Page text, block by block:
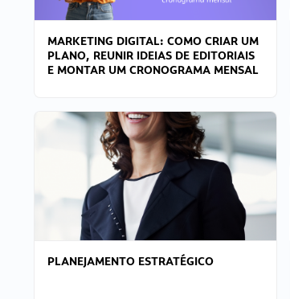
MARKETING DIGITAL: COMO CRIAR UM
PLANO, REUNIR IDEIAS DE EDITORIAIS
E MONTAR UM CRONOGRAMA MENSAL
PLANEJAMENTO ESTRATÉGICO